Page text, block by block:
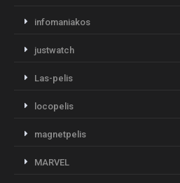
infomaniakos
justwatch
Las-pelis
locopelis
magnetpelis
MARVEL